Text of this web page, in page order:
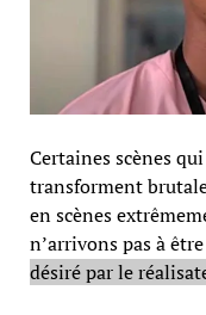
Certaines scènes
transforment
en scènes
n’arrivons pas à
désiré par le